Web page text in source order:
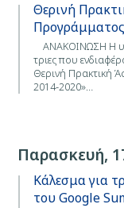
Θερινή
ΑΝΑΚΟΙΝΩΣΗ Η
τριες που
Θερινή Πρακτική
2014-2020»…
Παρασκευή,
Κάλεσμα για
του Google